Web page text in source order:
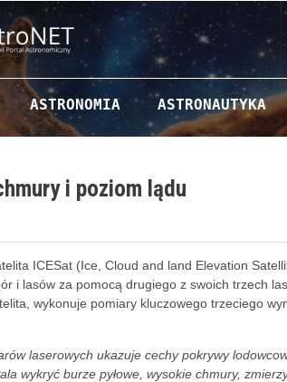
ASTRONOMIA ASTRONAUTYKA
i poziom lądu
ICESat (Ice, Cloud and land Elevation
i lasów za pomocą drugiego z swoich trzech
wykonuje pomiary kluczowego trzeciego
laserowych ukazuje cechy pokrywy
wykryć burze pyłowe, wysokie chmury,